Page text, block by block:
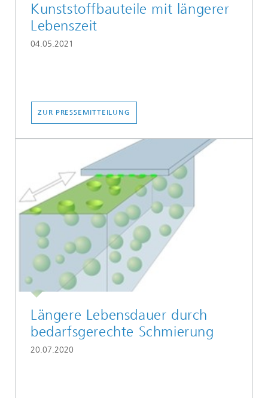
Kunststoffbauteile mit längerer
Lebenszeit
04.05.2021
ZUR PRESSEMITTEILUNG
Längere Lebensdauer durch
bedarfsgerechte Schmierung
20.07.2020